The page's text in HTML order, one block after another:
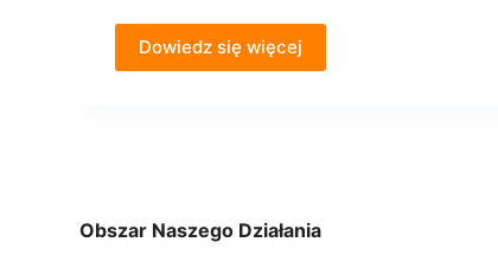
Dowiedz się więcej
Obszar Naszego Działania